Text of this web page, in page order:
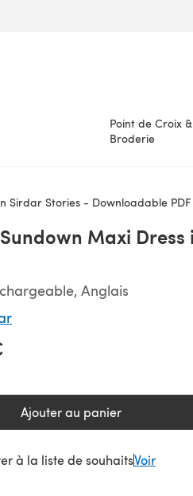
Point de Croix &
Broderie
Sirdar Stories - Downloadable PDF
Maxi
Anglais
Ajouter au panier
à la liste de souhaitsVoir